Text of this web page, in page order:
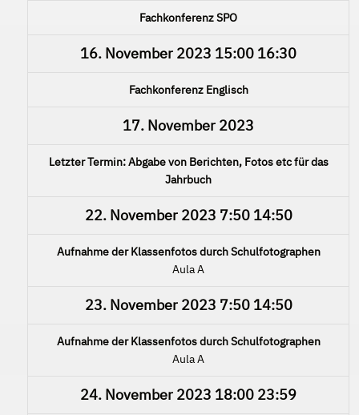
Fachkonferenz SPO
16. November 2023 15:00 16:30
Fachkonferenz Englisch
17. November 2023
Letzter Termin: Abgabe von Berichten, Fotos etc für das
Jahrbuch
22. November 2023 7:50 14:50
Aufnahme der Klassenfotos durch Schulfotographen
Aula A
23. November 2023 7:50 14:50
Aufnahme der Klassenfotos durch Schulfotographen
Aula A
24. November 2023 18:00 23:59